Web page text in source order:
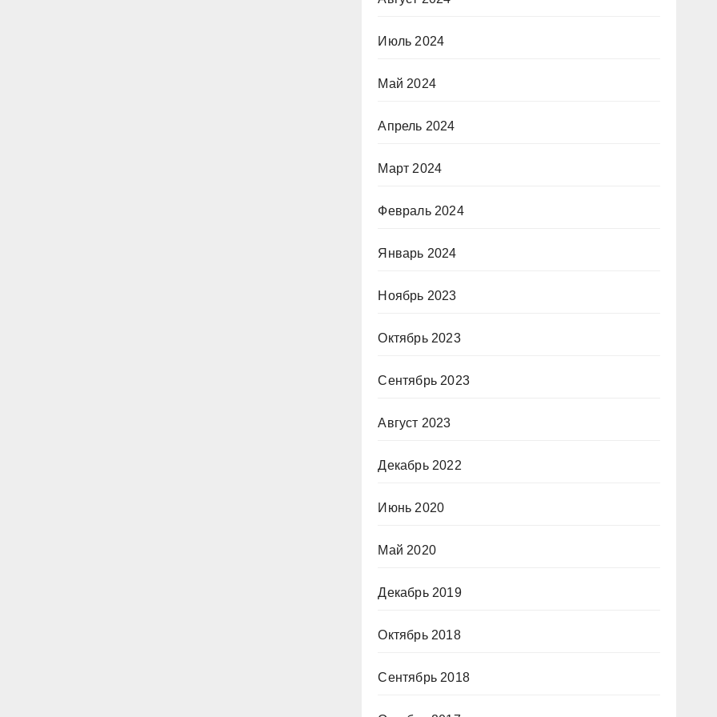
Июль 2024
Май 2024
Апрель 2024
Март 2024
Февраль 2024
Январь 2024
Ноябрь 2023
Октябрь 2023
Сентябрь 2023
Август 2023
Декабрь 2022
Июнь 2020
Май 2020
Декабрь 2019
Октябрь 2018
Сентябрь 2018